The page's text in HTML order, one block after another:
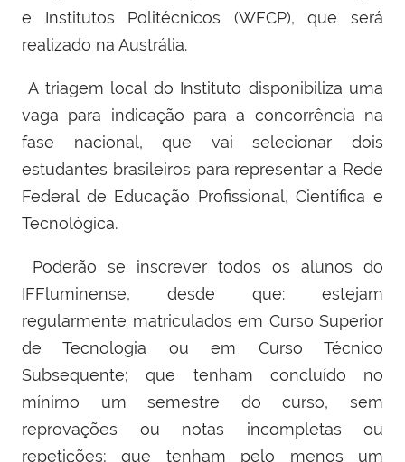
e Institutos Politécnicos (WFCP), que será
realizado na Austrália.
A triagem local do Instituto disponibiliza uma
vaga para indicação para a concorrência na
fase nacional, que vai selecionar dois
estudantes brasileiros para representar a Rede
Federal de Educação Profissional, Científica e
Tecnológica.
Poderão se inscrever todos os alunos do
IFFluminense, desde que: estejam
regularmente matriculados em Curso Superior
de Tecnologia ou em Curso Técnico
Subsequente; que tenham concluído no
mínimo um semestre do curso, sem
reprovações ou notas incompletas ou
repetições; que tenham pelo menos um